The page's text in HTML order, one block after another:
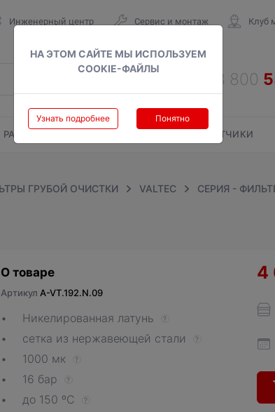
НА ЭТОМ САЙТЕ МЫ ИСПОЛЬЗУЕМ
COOKIE-ФАЙЛЫ
Узнать подробнее Понятно
Инженерный центр Сервис и монтаж Клуб
РАДИАТОРЫ СЧЕТЧИКИ
ГРУБОЙ ОЧИСТКИ VALTEC СЕРИЯ -
О товаре
Артикул A-VT.192.N.09
Никелированная латунь ?
сетка из нержавеющей стали ?
1000 мк ?
16 бар ?
до 150 ºС ?
4